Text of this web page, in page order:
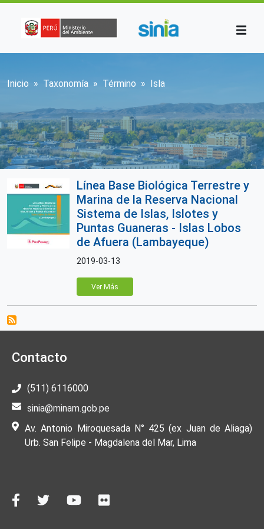
Sobrescribir enlaces de ayuda a la
Inicio Taxonomía Término Isla
Línea Base Biológica Terrestre y
Marina de la Reserva Nacional
Sistema de Islas, Islotes y
Puntas Guaneras - Islas Lobos
de Afuera (Lambayeque)
2019-03-13
Ver Más
Contacto
(511) 6116000
sinia@minam.gob.pe
Av. Antonio Miroquesada N° 425 (ex Juan de Aliaga)
Urb. San Felipe - Magdalena del Mar, Lima